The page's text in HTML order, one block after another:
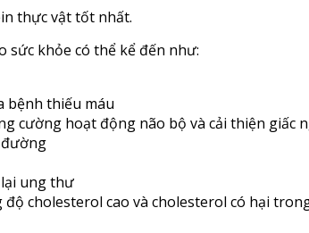
thực vật tốt nhất.
sức khỏe có thể kể đến như:
bệnh thiếu máu
cường hoạt động não bộ và cải thiện giấc
đường
ung thư
cholesterol cao và cholesterol có hại